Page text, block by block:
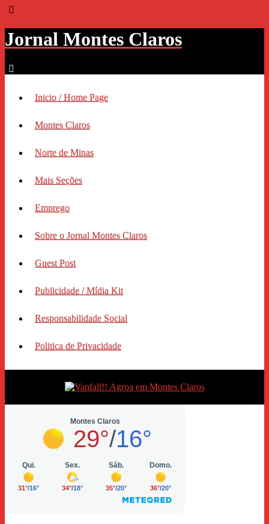
Jornal Montes Claros
Inicio / Home Page
Montes Claros
Norte de Minas
Mais Seções
Emprego
Sobre o Jornal Montes Claros
Guest Post
Publicidade / Mídia Kit
Responsabilidade Social
Politica de Privacidade